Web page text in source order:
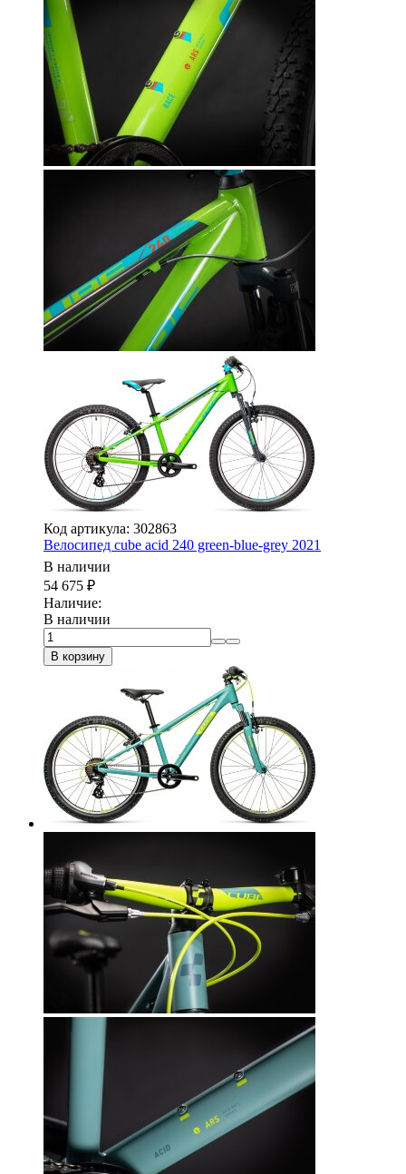
Код артикула: 302863
Велосипед cube acid 240 green-blue-grey 2021
В наличии
54 675 ₽
Наличие:
В наличии
В корзину